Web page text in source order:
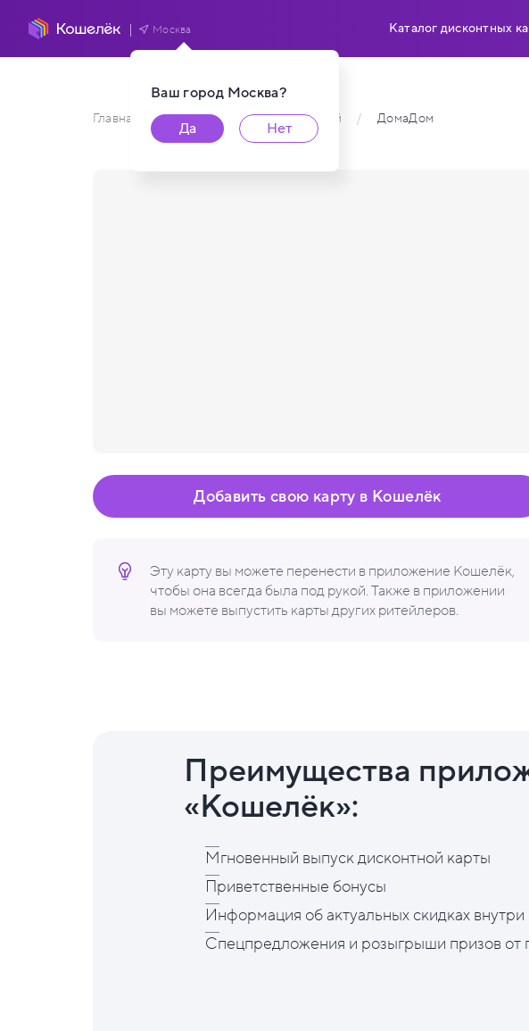
Ваш город Москва?
Да
Нет
Москва Каталог дисконтных
Главная / Каталог карт пользователей / ДомаДом
Эту карту вы можете перенести в приложение Кошелёк,
чтобы она всегда была под рукой. Также в приложении
вы можете выпустить карты других ритейлеров.
Добавить свою карту в Кошелёк
Преимущества
«Кошелёк»:
Мгновенный выпуск дисконтной карты
Приветственные бонусы
Информация об актуальных скидках
Спецпредложения и розыгрыши призов от